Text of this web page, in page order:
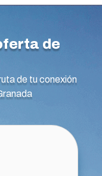
de
de tu conexión